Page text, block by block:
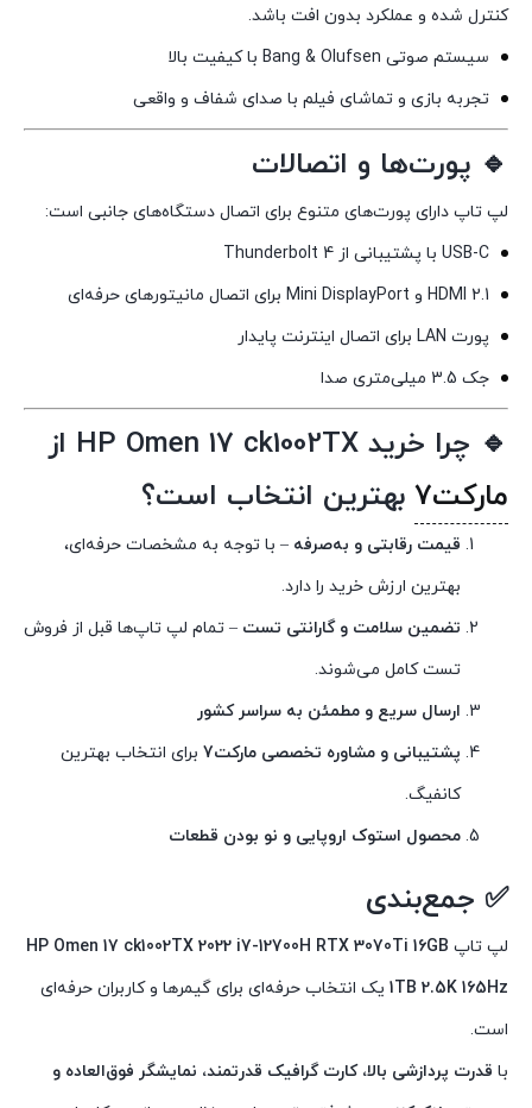
کنترل شده و عملکرد بدون افت باشد.
سیستم صوتی Bang & Olufsen با کیفیت بالا
تجربه بازی و تماشای فیلم با صدای شفاف و واقعی
🔹 پورت‌ها و اتصالات
لپ تاپ دارای پورت‌های متنوع برای اتصال دستگاه‌های جانبی است:
USB-C با پشتیبانی از Thunderbolt 4
HDMI 2.1 و Mini DisplayPort برای اتصال مانیتورهای حرفه‌ای
پورت LAN برای اتصال اینترنت پایدار
جک 3.5 میلی‌متری صدا
🔹 چرا خرید HP Omen 17 ck1002TX از
مارکت7
بهترین انتخاب است؟
قیمت رقابتی و به‌صرفه – با توجه به مشخصات حرفه‌ای،
بهترین ارزش خرید را دارد.
تضمین سلامت و گارانتی تست – تمام لپ تاپ‌ها قبل از فروش
تست کامل می‌شوند.
ارسال سریع و مطمئن به سراسر کشور
پشتیبانی و مشاوره تخصصی مارکت7
برای انتخاب بهترین
کانفیگ.
محصول استوک اروپایی و نو بودن قطعات
✅ جمع‌بندی
لپ تاپ HP Omen 17 ck1002TX 2022 i7-12700H RTX 3070Ti 16GB
1TB 2.5K 165Hz یک انتخاب حرفه‌ای برای گیمرها و کاربران حرفه‌ای
است.
با قدرت پردازشی بالا، کارت گرافیک قدرتمند، نمایشگر فوق‌العاده و